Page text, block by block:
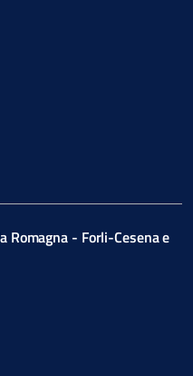
Romagna - Forli-Cesena e